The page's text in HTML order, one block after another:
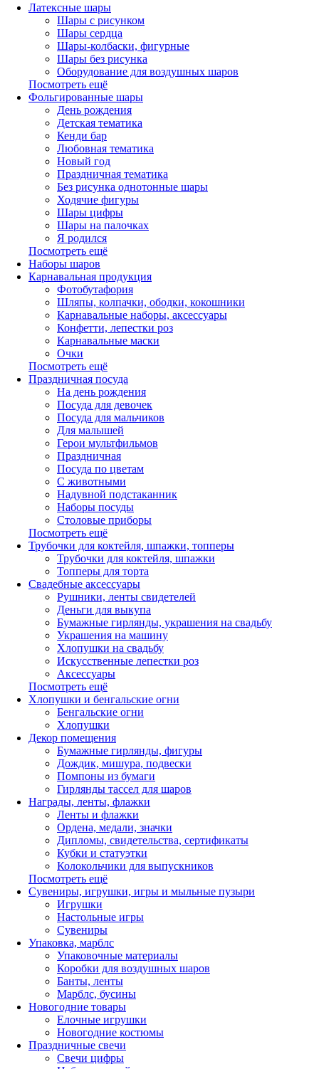
Латексные шары
Шары с рисунком
Шары сердца
Шары-колбаски, фигурные
Шары без рисунка
Оборудование для воздушных шаров
Посмотреть ещё
Фольгированные шары
День рождения
Детская тематика
Кенди бар
Любовная тематика
Новый год
Праздничная тематика
Без рисунка однотонные шары
Ходячие фигуры
Шары цифры
Шары на палочках
Я родился
Посмотреть ещё
Наборы шаров
Карнавальная продукция
Фотобутафория
Шляпы, колпачки, ободки, кокошники
Карнавальные наборы, аксессуары
Конфетти, лепестки роз
Карнавальные маски
Очки
Посмотреть ещё
Праздничная посуда
На день рождения
Посуда для девочек
Посуда для мальчиков
Для малышей
Герои мультфильмов
Праздничная
Посуда по цветам
С животными
Надувной подстаканник
Наборы посуды
Столовые приборы
Посмотреть ещё
Трубочки для коктейля, шпажки, топперы
Трубочки для коктейля, шпажки
Топперы для торта
Свадебные аксессуары
Рушники, ленты свидетелей
Деньги для выкупа
Бумажные гирлянды, украшения на свадьбу
Украшения на машину
Хлопушки на свадьбу
Искусственные лепестки роз
Аксессуары
Посмотреть ещё
Хлопушки и бенгальские огни
Бенгальские огни
Хлопушки
Декор помещения
Бумажные гирлянды, фигуры
Дождик, мишура, подвески
Помпоны из бумаги
Гирлянды тассел для шаров
Награды, ленты, флажки
Ленты и флажки
Ордена, медали, значки
Дипломы, свидетельства, сертификаты
Кубки и статуэтки
Колокольчики для выпускников
Посмотреть ещё
Сувениры, игрушки, игры и мыльные пузыри
Игрушки
Настольные игры
Сувениры
Упаковка, марблс
Упаковочные материалы
Коробки для воздушных шаров
Банты, ленты
Марблс, бусины
Новогодние товары
Елочные игрушки
Новогодние костюмы
Праздничные свечи
Свечи цифры